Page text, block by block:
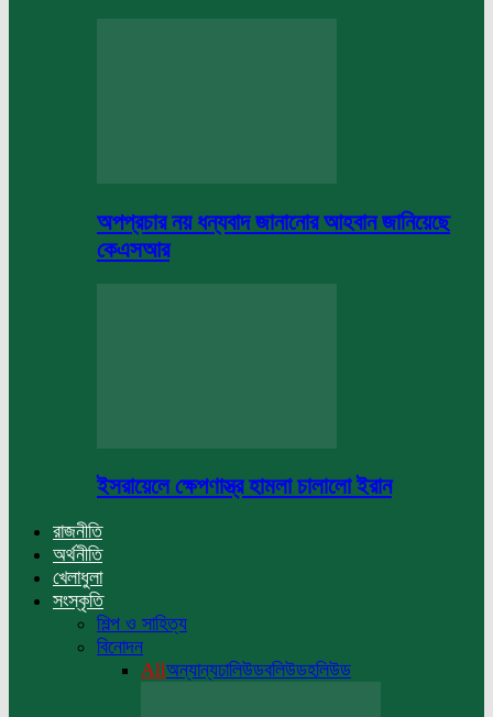
অপপ্রচার নয় ধন্যবাদ জানানোর আহবান জানিয়েছে
কেএসআর
ইসরায়েলে ক্ষেপণাস্ত্র হামলা চালালো ইরান
রাজনীতি
অর্থনীতি
খেলাধুলা
সংস্কৃতি
শিল্প ও সাহিত্য
বিনোদন
Allঅন্যান্যঢালিউডবলিউডহলিউড